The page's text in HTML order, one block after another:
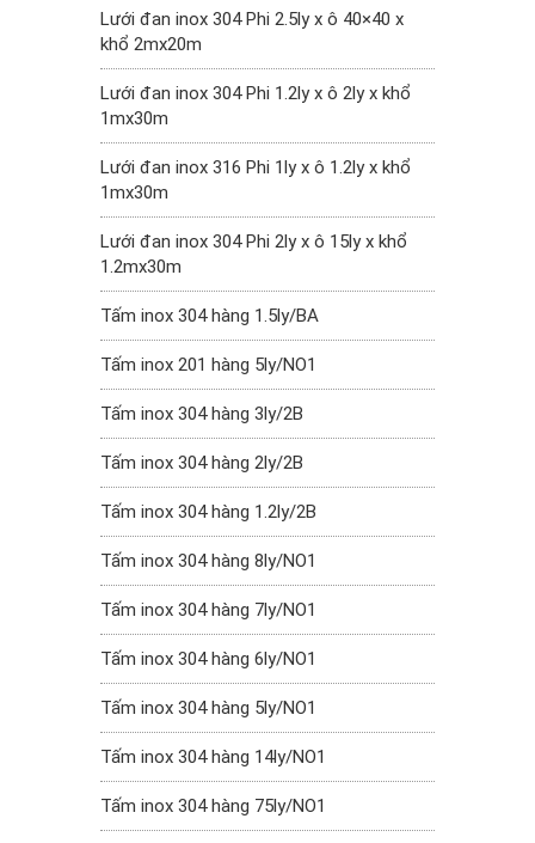
Lưới đan inox 304 Phi 2.5ly x ô 40×40 x
khổ 2mx20m
Lưới đan inox 304 Phi 1.2ly x ô 2ly x khổ
1mx30m
Lưới đan inox 316 Phi 1ly x ô 1.2ly x khổ
1mx30m
Lưới đan inox 304 Phi 2ly x ô 15ly x khổ
1.2mx30m
Tấm inox 304 hàng 1.5ly/BA
Tấm inox 201 hàng 5ly/NO1
Tấm inox 304 hàng 3ly/2B
Tấm inox 304 hàng 2ly/2B
Tấm inox 304 hàng 1.2ly/2B
Tấm inox 304 hàng 8ly/NO1
Tấm inox 304 hàng 7ly/NO1
Tấm inox 304 hàng 6ly/NO1
Tấm inox 304 hàng 5ly/NO1
Tấm inox 304 hàng 14ly/NO1
Tấm inox 304 hàng 75ly/NO1